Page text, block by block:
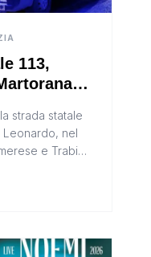
113,
strada statale
Leonardo, nel
e Trabia.